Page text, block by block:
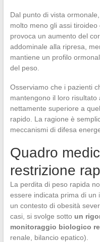
Dal punto di vista
molto meno gli assi
provoca un aumento del
addominale alla ripresa,
mantiene un profilo
del peso.
Osserviamo che i pazienti
mantengono il loro
nettamente superiore a
rapido. La ragione è
meccanismi di difesa
Quadro
restrizione
La perdita di peso rapida
essere indicata prima di un
un contesto di obesità
casi, si svolge sotto un
monitoraggio biologico
renale, bilancio epatico).